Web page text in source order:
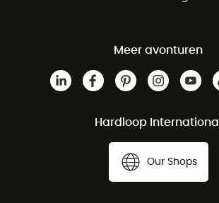
Meer avonturen
Hardloop International
Our Shops